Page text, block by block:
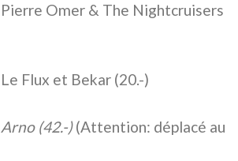
Omer & The Nightcruisers
Flux et Bekar (20.-)
(42.-)(Attention: déplacé au